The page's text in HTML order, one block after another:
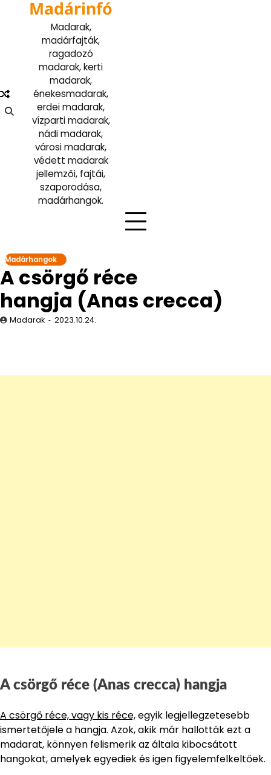
Madárinfó
Madarak,
madárfajták,
ragadozó
madarak, kerti
madarak,
énekesmadarak,
erdei madarak,
vízparti madarak,
nádi madarak,
városi madarak,
védett madarak
jellemzői, fajtái,
szaporodása,
madárhangok.
Madárhangok
A csörgő réce
hangja (Anas crecca)
Madarak 2023.10.24.
A csörgő réce (Anas crecca) hangja
A csörgő réce, vagy kis réce,egyik legjellegzetesebb
ismertetőjele a hangja. Azok, akik már hallották ezt a
madarat, könnyen felismerik az általa kibocsátott
hangokat, amelyek egyediek és igen figyelemfelkeltőek.